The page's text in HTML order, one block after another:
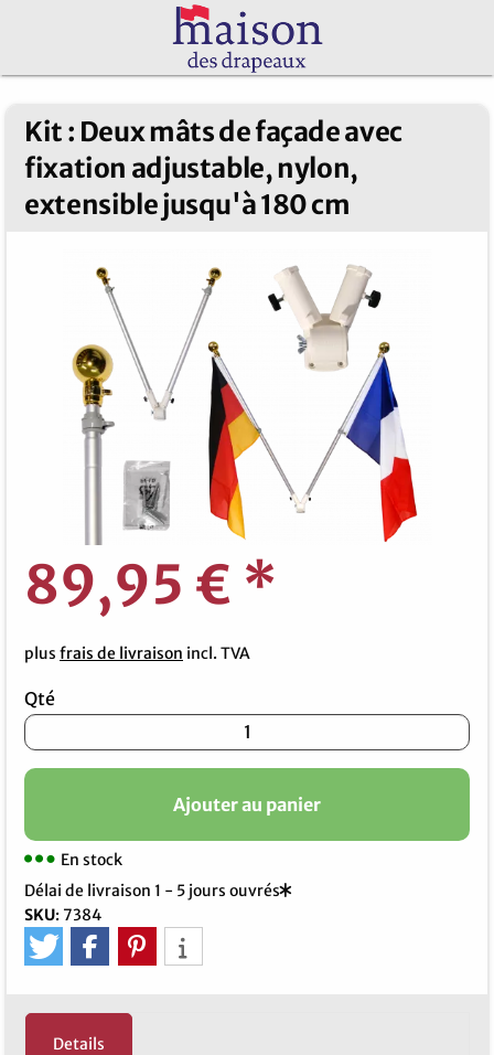
Kit : Deux mâts de façade avec
fixation adjustable, nylon,
extensible jusqu'à 180 cm
89,95 € *
plus frais de livraison incl. TVA
Qté
Ajouter au panier
En stock
Délai de livraison 1 - 5 jours ouvrés
SKU: 7384
Details